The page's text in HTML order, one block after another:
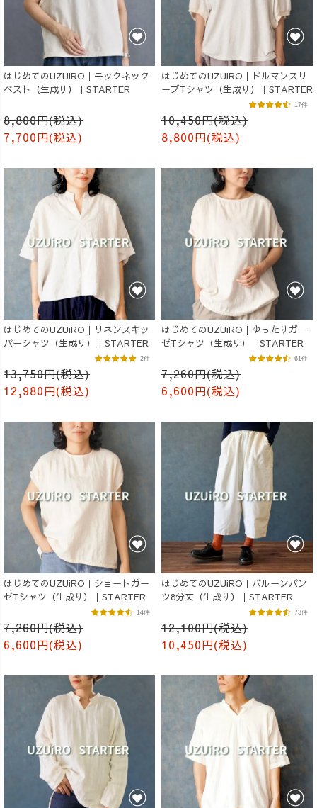
はじめてのUZUiRO｜モックネック
ベスト（生成り）｜STARTER
8,800円(税込)
7,700円(税込)
はじめてのUZUiRO｜ドルマンスリ
ーブTシャツ（生成り）｜STARTER
10,450円(税込)
8,800円(税込)
17件
はじめてのUZUiRO｜リネンスキッ
パーシャツ（生成り）｜STARTER
13,750円(税込)
12,980円(税込)
2件
はじめてのUZUiRO｜ゆったりガー
ゼTシャツ（生成り）｜STARTER
7,260円(税込)
6,600円(税込)
61件
はじめてのUZUiRO｜ショートガー
ゼTシャツ（生成り）｜STARTER
7,260円(税込)
6,600円(税込)
14件
はじめてのUZUiRO｜バルーンパン
ツ8分丈（生成り）｜STARTER
12,100円(税込)
10,450円(税込)
73件